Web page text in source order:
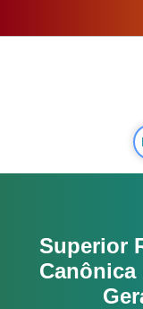
Superior
Canônica